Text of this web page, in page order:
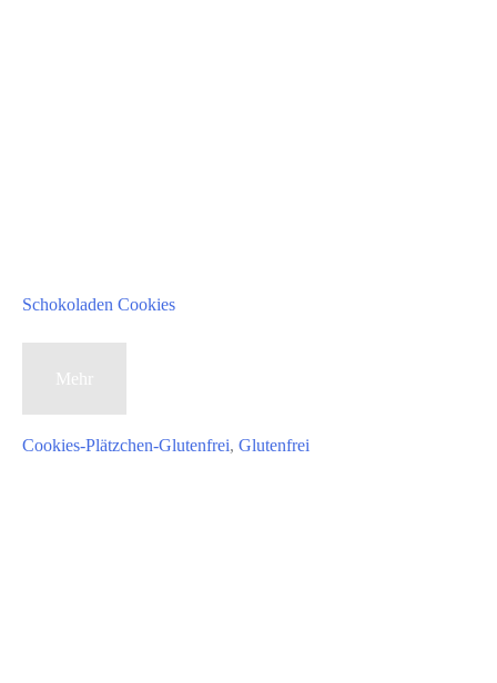
Schokoladen Cookies
Schokoladen
Mehr
Cookies-Plätzchen-Glutenfrei, Glutenfrei